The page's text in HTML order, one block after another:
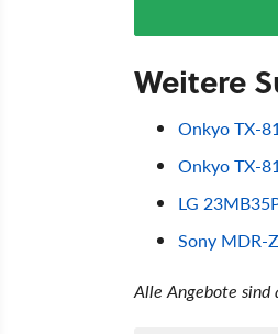
Weitere
Onkyo TX-
Onkyo TX-
LG
Sony MDR-
Alle Angebote sind